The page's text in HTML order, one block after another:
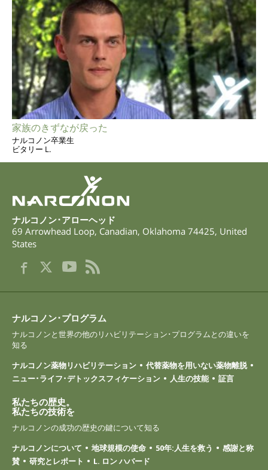
家族のきずなが戻った
ナルコノン卒業生
ビタリー L.
ナルコノン･アローヘッド
69 Arrowhead Loop, Canadian, Oklahoma 74425, United
States
ナルコノン･プログラム
ナルコノンと世界の他のリハビリテーション･プログラムとの違いを
知る
ナルコノン薬物リハビリテーション
代替薬物を用いない薬物離脱
ニュー･ライフ･デトックスフィケーション
人生の技能 証言
私たちの歴史。
私たちの技術を
ナルコノンの成功の歴史の鍵について知る
ナルコノンについて
地球規模の使命 50年:人生を救う
感謝と称
賛
研究とレポート L. ロン ハバード